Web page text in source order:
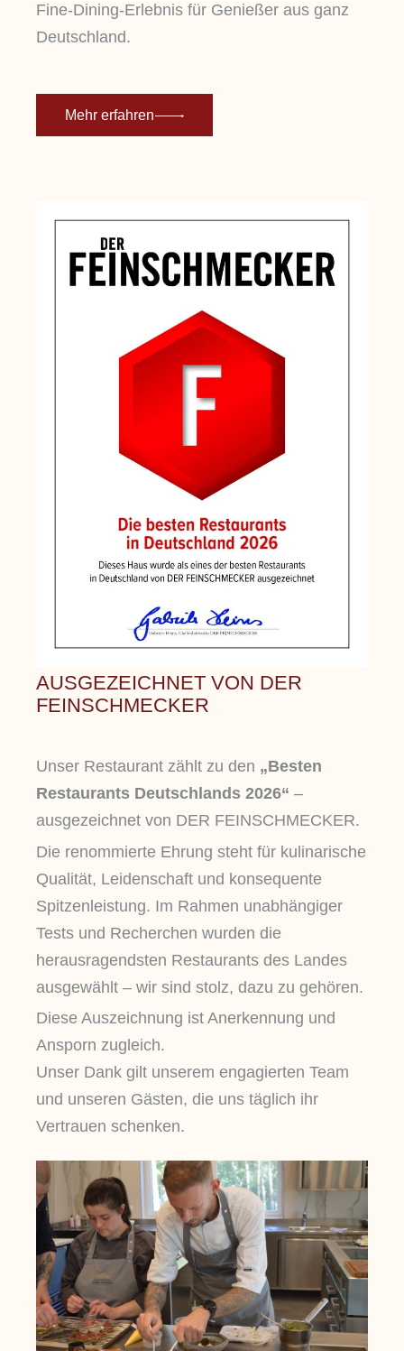
Fine-Dining-Erlebnis für Genießer aus ganz
Deutschland.
Mehr erfahren
AUSGEZEICHNET VON DER
FEINSCHMECKER
Unser Restaurant zählt zu den „Besten
Restaurants Deutschlands 2026“ –
ausgezeichnet von DER FEINSCHMECKER.
Die renommierte Ehrung steht für kulinarische
Qualität, Leidenschaft und konsequente
Spitzenleistung. Im Rahmen unabhängiger
Tests und Recherchen wurden die
herausragendsten Restaurants des Landes
ausgewählt – wir sind stolz, dazu zu gehören.
Diese Auszeichnung ist Anerkennung und
Ansporn zugleich.
Unser Dank gilt unserem engagierten Team
und unseren Gästen, die uns täglich ihr
Vertrauen schenken.